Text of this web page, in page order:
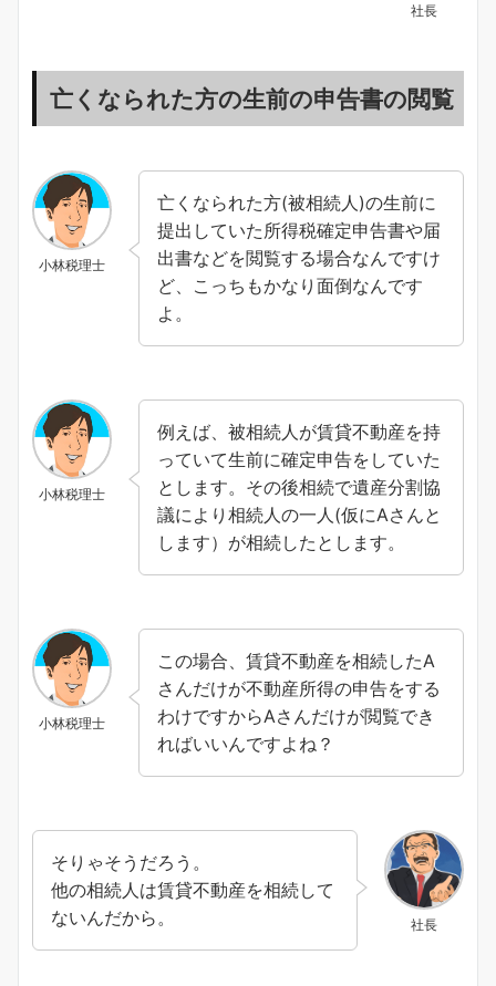
社長
亡くなられた方の生前の申告書の閲覧
小林税理士
亡くなられた方(被相続人)の生前に
提出していた所得税確定申告書や届
出書などを閲覧する場合なんですけ
ど、こっちもかなり面倒なんです
よ。
小林税理士
例えば、被相続人が賃貸不動産を持
っていて生前に確定申告をしていた
とします。その後相続で遺産分割協
議により相続人の一人(仮にAさんと
します）が相続したとします。
小林税理士
この場合、賃貸不動産を相続したA
さんだけが不動産所得の申告をする
わけですからAさんだけが閲覧でき
ればいいんですよね？
社長
そりゃそうだろう。
他の相続人は賃貸不動産を相続して
ないんだから。